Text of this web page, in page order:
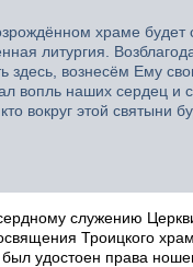
храме будет
литургия.
здесь, вознесём Ему
вопль наших сердец и
вокруг этой святыни
служению
Троицкого
удостоен права